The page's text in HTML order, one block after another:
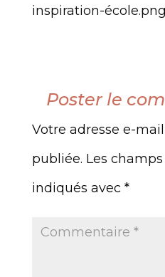
inspiration-école.png
Poster le
Votre adresse e-
publiée. Les
indiqués avec *